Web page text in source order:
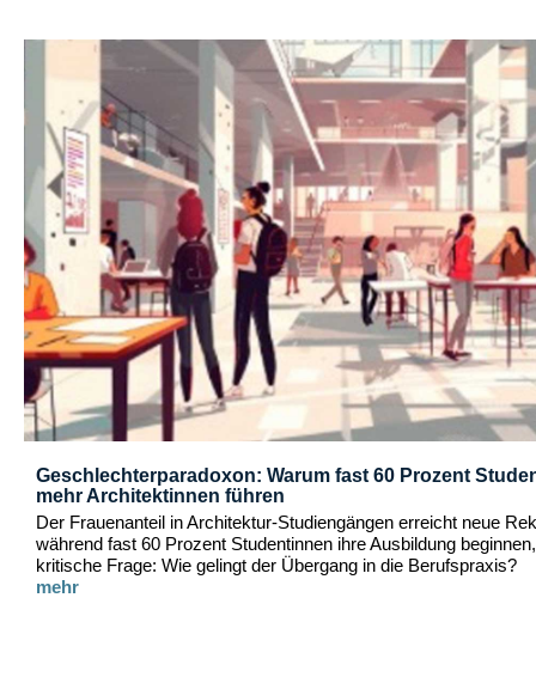
Geschlechterparadoxon: Warum fast 60 Prozent
mehr Architektinnen führen
Der Frauenanteil in Architektur-Studiengängen erreicht neue
während fast 60 Prozent Studentinnen ihre Ausbildung
kritische Frage: Wie gelingt der Übergang in die Berufspraxis?
mehr